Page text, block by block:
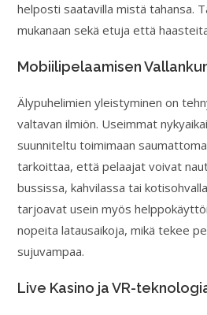
helposti saatavilla mistä tahansa.
mukanaan sekä etuja että
Mobiilipelaamisen
Älypuhelimien yleistyminen on
valtavan ilmiön. Useimmat
suunniteltu toimimaan
tarkoittaa, että pelaajat voivat
bussissa, kahvilassa tai
tarjoavat usein myös
nopeita latausaikoja, mikä tekee
sujuvampaa.
Live Kasino ja VR-